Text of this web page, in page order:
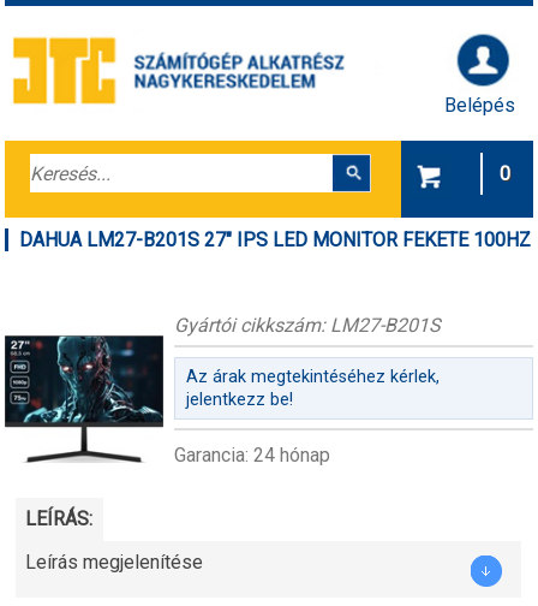
Belépés
0
DAHUA LM27-B201S 27" IPS LED MONITOR FEKETE 100HZ
Gyártói cikkszám: LM27-B201S
Az árak megtekintéséhez kérlek,
jelentkezz be!
Garancia: 24 hónap
LEÍRÁS:
Leírás megjelenítése